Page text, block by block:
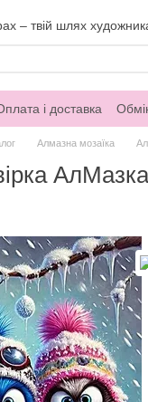
– твій шлях
і доставка
Алмазна мозаїка